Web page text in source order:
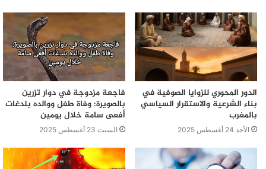
موريشيوس
في موريشيوس، تُنظم فعاليات تتضمن توزيع البيض على
المحتاجين، مما يُظهر جانبًا إنسانيًا واجتماعيًا للاحتفال. يتم
التعاون مع منظمات غير حكومية لدعم الفئات الضعيفة.
آسيا
في الثقافات الآسيوية، يُعتبر البيض رمزًا للحظ والازدهار.
يُستخدم في الأطباق الاحتفالية ويُقدّم كجزء من التقاليد
المرتبطة بالمناسبات الخاصة.
هذه الفروقات تُظهر كيف يمكن لاحتفال واحد أن يتنوع ويعبر
عن القيم الثقافية المختلفة حول العالم، مما يُعزز من فهمنا
الدور المحوري للزوايا الصوفية في
بناء الشرعية والاستقرار السياسي
بالمغرب
الأحد 24 أغسطس 2025
فاجعة مزدوجة في دوار تزرين
بالصويرة: وفاة طفل ووالده بلدغات
أفعى سامة خلال يومين
السبت 23 أغسطس 2025